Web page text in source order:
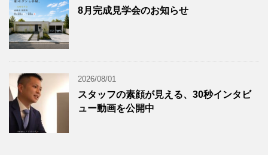
8月完成見学会のお知らせ
2026/08/01
スタッフの素顔が見える、30秒インタビ
ュー動画を公開中